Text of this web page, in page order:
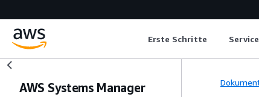
Erste Schritte
AWS Systems Manager